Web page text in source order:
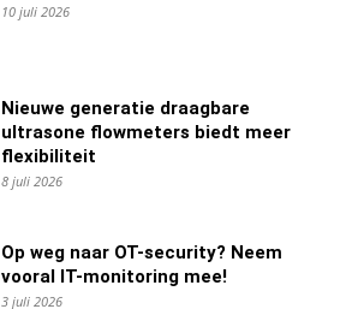
10 juli 2026
Nieuwe generatie draagbare
ultrasone flowmeters biedt meer
flexibiliteit
8 juli 2026
Op weg naar OT-security? Neem
vooral IT-monitoring mee!
3 juli 2026